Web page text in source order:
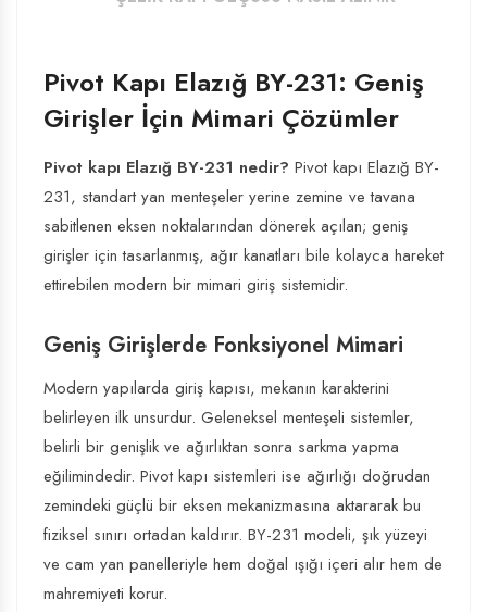
Pivot Kapı Elazığ BY-231: Geniş
Girişler İçin Mimari Çözümler
Pivot kapı Elazığ BY-231 nedir? Pivot kapı Elazığ BY-
231, standart yan menteşeler yerine zemine ve tavana
sabitlenen eksen noktalarından dönerek açılan; geniş
girişler için tasarlanmış, ağır kanatları bile kolayca hareket
ettirebilen modern bir mimari giriş sistemidir.
Geniş Girişlerde Fonksiyonel Mimari
Modern yapılarda giriş kapısı, mekanın karakterini
belirleyen ilk unsurdur. Geleneksel menteşeli sistemler,
belirli bir genişlik ve ağırlıktan sonra sarkma yapma
eğilimindedir. Pivot kapı sistemleri ise ağırlığı doğrudan
zemindeki güçlü bir eksen mekanizmasına aktararak bu
fiziksel sınırı ortadan kaldırır. BY-231 modeli, şık yüzeyi
ve cam yan panelleriyle hem doğal ışığı içeri alır hem de
mahremiyeti korur.